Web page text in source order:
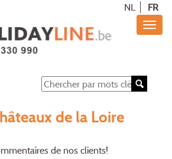
NL FR
de la Loire
de nos clients!